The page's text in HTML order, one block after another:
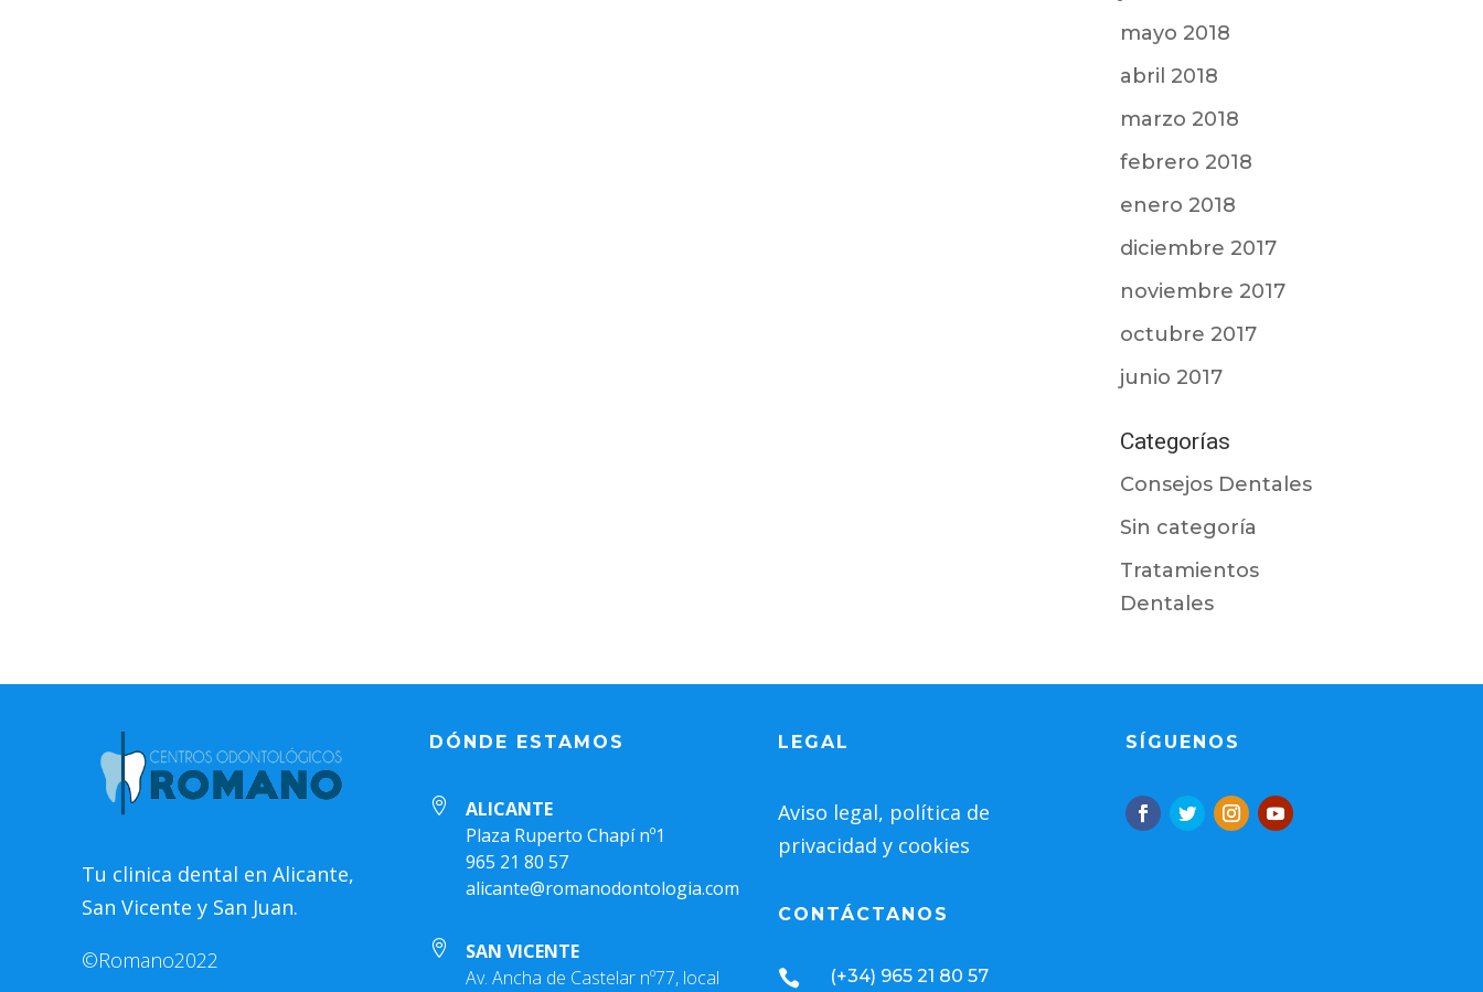
mayo 2018
abril 2018
marzo 2018
febrero 2018
enero 2018
diciembre 2017
noviembre 2017
octubre 2017
junio 2017
Categorías
Consejos Dentales
Sin categoría
Tratamientos
Dentales
Tu clinica dental en Alicante,
San Vicente y San Juan.
©Romano2022
DÓNDE ESTAMOS

ALICANTE
Plaza Ruperto Chapí nº1
965 21 80 57
alicante@romanodontologia.com

SAN VICENTE
Av. Ancha de Castelar nº77, local
LEGAL
Aviso legal, política de
privacidad y cookies
CONTÁCTANOS
 (+34) 965 21 80 57
SÍGUENOS